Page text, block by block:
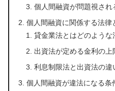
個人間融資が問題視され
個人間融資に関係する法律
貸金業法とはどのような
出資法が定める金利の上
利息制限法と出資法の違
個人間融資が違法になる条